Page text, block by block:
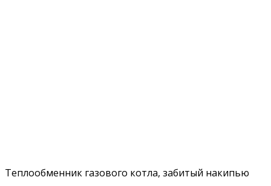
Теплообменник газового котла, забитый накипью